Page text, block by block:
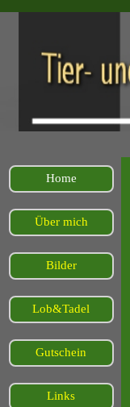
Home
Über mich
Bilder
Lob&Tadel
Gutschein
Links